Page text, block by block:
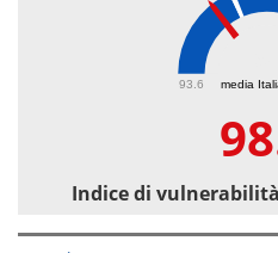
media
93.6
Indice di